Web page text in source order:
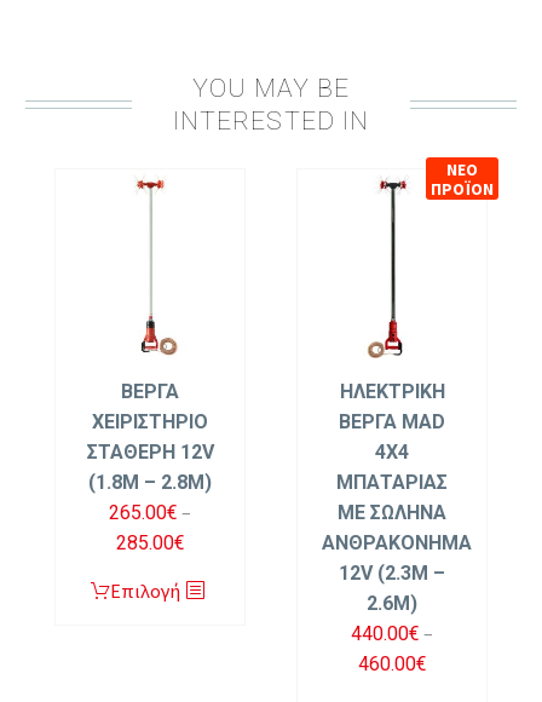
YOU MAY BE
INTERESTED IN
ΒΕΡΓΑ
ΧΕΙΡΙΣΤΗΡΙΟ
ΣΤΑΘΕΡΗ 12V
(1.8M – 2.8M)
265.00€ –
285.00€Price
265.00€
Επιλογή
Αυτό
ΝΕΟ
ΠΡΟΪΟΝ
ΗΛΕΚΤΡΙΚΗ
ΒΕΡΓΑ MAD
4X4
ΜΠΑΤΑΡΙΑΣ
ΜΕ ΣΩΛΗΝΑ
ΑΝΘΡΑΚΟΝΗΜΑ
12V (2.3M –
2.6M)
440.00€ –
460.00€Price